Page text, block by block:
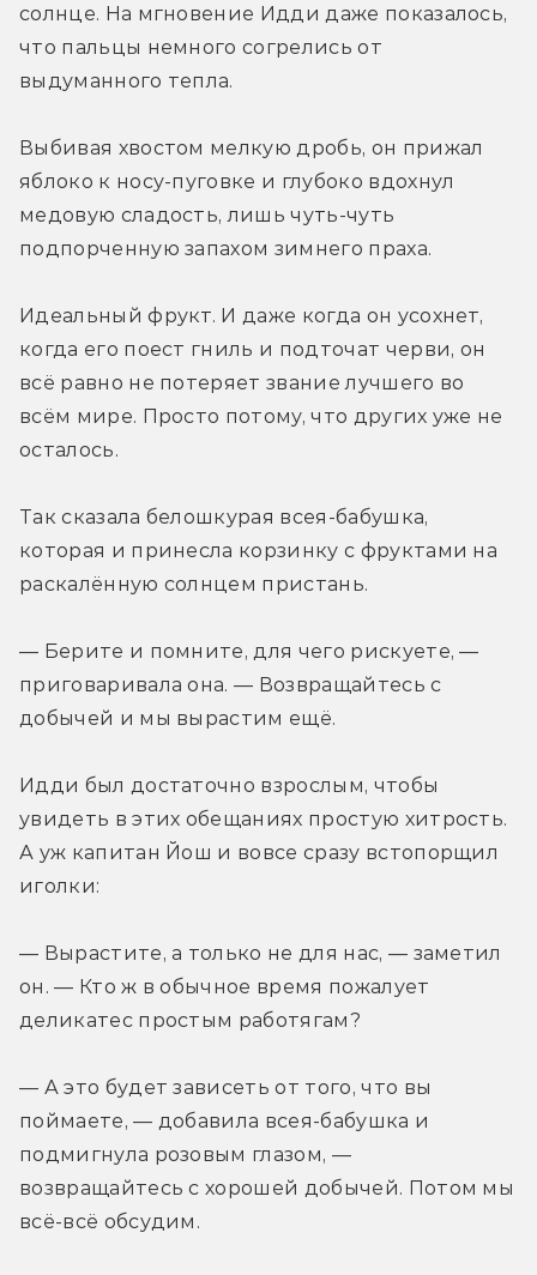
солнце. На мгновение Идди даже показалось,
что пальцы немного согрелись от
выдуманного тепла.
Выбивая хвостом мелкую дробь, он прижал
яблоко к носу-пуговке и глубоко вдохнул
медовую сладость, лишь чуть-чуть
подпорченную запахом зимнего праха.
Идеальный фрукт. И даже когда он усохнет,
когда его поест гниль и подточат черви, он
всё равно не потеряет звание лучшего во
всём мире. Просто потому, что других уже не
осталось.
Так сказала белошкурая всея-бабушка,
которая и принесла корзинку с фруктами на
раскалённую солнцем пристань.
— Берите и помните, для чего рискуете, —
приговаривала она. — Возвращайтесь с
добычей и мы вырастим ещё.
Идди был достаточно взрослым, чтобы
увидеть в этих обещаниях простую хитрость.
А уж капитан Йош и вовсе сразу встопорщил
иголки:
— Вырастите, а только не для нас, — заметил
он. — Кто ж в обычное время пожалует
деликатес простым работягам?
— А это будет зависеть от того, что вы
поймаете, — добавила всея-бабушка и
подмигнула розовым глазом, —
возвращайтесь с хорошей добычей. Потом мы
всё-всё обсудим.